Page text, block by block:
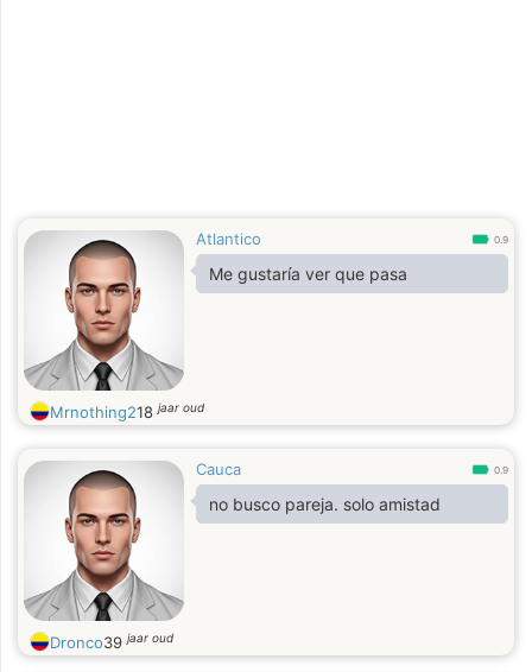
Atlantico 0.9
Me gustaría ver que pasa
Mrnothing218jaar oud
Cauca 0.9
no busco pareja. solo amistad
Dronco39jaar oud